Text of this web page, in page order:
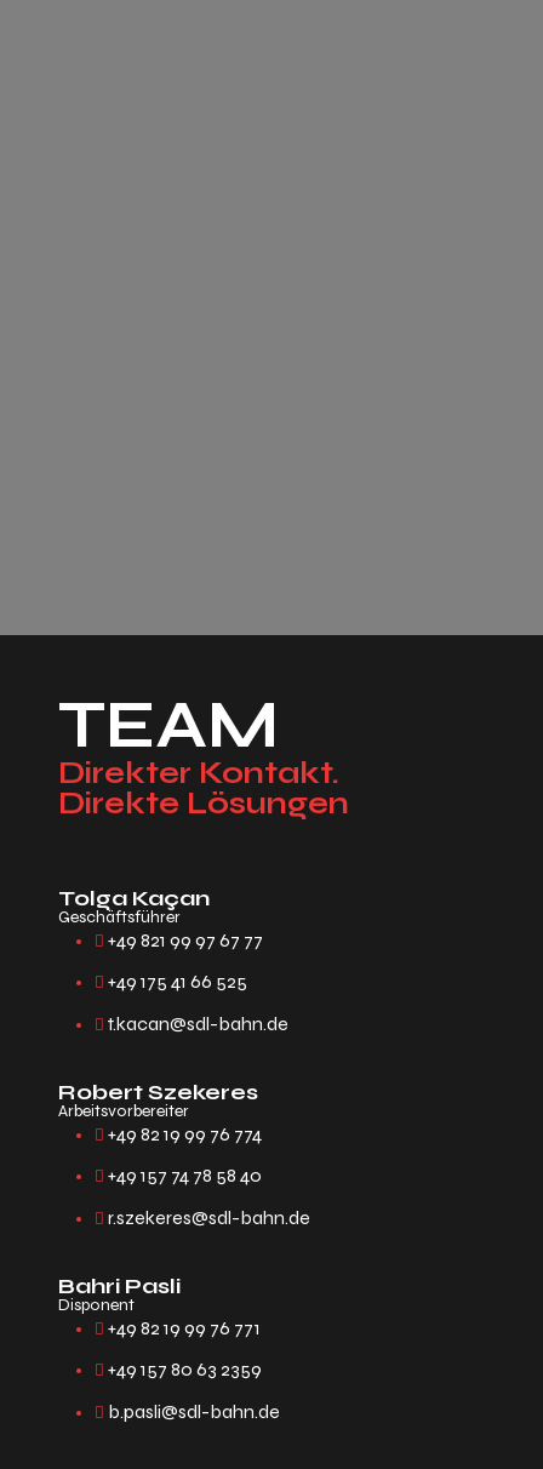
TEAM
Direkter Kontakt.
Direkte Lösungen
Tolga Kaçan
Geschäftsführer
+49 821 99 97 67 77
+49 175 41 66 525
t.kacan@sdl-bahn.de
Robert Szekeres
Arbeitsvorbereiter
+49 82 19 99 76 774
+49 157 74 78 58 40
r.szekeres@sdl-bahn.de
Bahri Pasli
Disponent
+49 82 19 99 76 771
+49 157 80 63 2359
b.pasli@sdl-bahn.de